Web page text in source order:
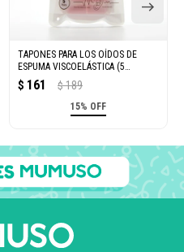
TAPONES PARA LOS OÍDOS DE
ESPUMA VISCOELÁSTICA (5
PARES/ROSA)
$ 161 $ 189
15% OFF